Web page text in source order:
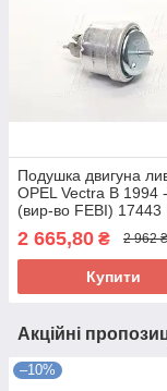
Подушка двигуна
OPEL Vectra B 1994
(вир-во FEBI) 17443
2 665,80 ₴ 2 962 ₴
Купити
Акційні
–10%